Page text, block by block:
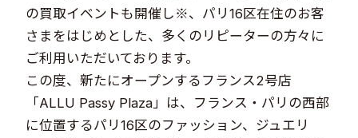
の買取イベントも開催し※、パリ16区在住のお客
さまをはじめとした、多くのリピーターの方々に
ご利用いただいております。
この度、新たにオープンするフランス2号店
「ALLU Passy Plaza」は、フランス・パリの西部
に位置するパリ16区のファッション、ジュエリ